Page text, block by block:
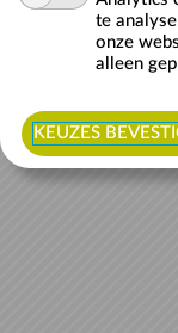
te
onze
alleen